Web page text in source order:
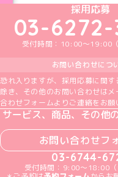
めいど
め
採用応募
03-6272-
受付時間：10:00～19:00（
お問い合わせにつ
恐れ入りますが、採用応募に関す
除き、その他のお問い合わせは
合わせフォームよりご連絡をお願
サービス、商品、その他
お問い合わせフ
03-6744-
受付時間：9:00～18:00（